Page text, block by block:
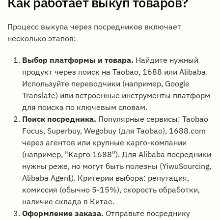
Процесс выкупа через посредников включает
несколько этапов:
Выбор платформы и товара. Найдите нужный
продукт через поиск на Taobao, 1688 или Alibaba.
Используйте переводчики (например, Google
Translate) или встроенные инструменты платформ
для поиска по ключевым словам.
Поиск посредника. Популярные сервисы: Taobao
Focus, Superbuy, Wegobuy (для Taobao), 1688.com
через агентов или крупные карго-компании
(например, "Карго 1688"). Для Alibaba посредники
нужны реже, но могут быть полезны (YiwuSourcing,
Alibaba Agent). Критерии выбора: репутация,
комиссия (обычно 5-15%), скорость обработки,
наличие склада в Китае.
Оформление заказа. Отправьте посреднику